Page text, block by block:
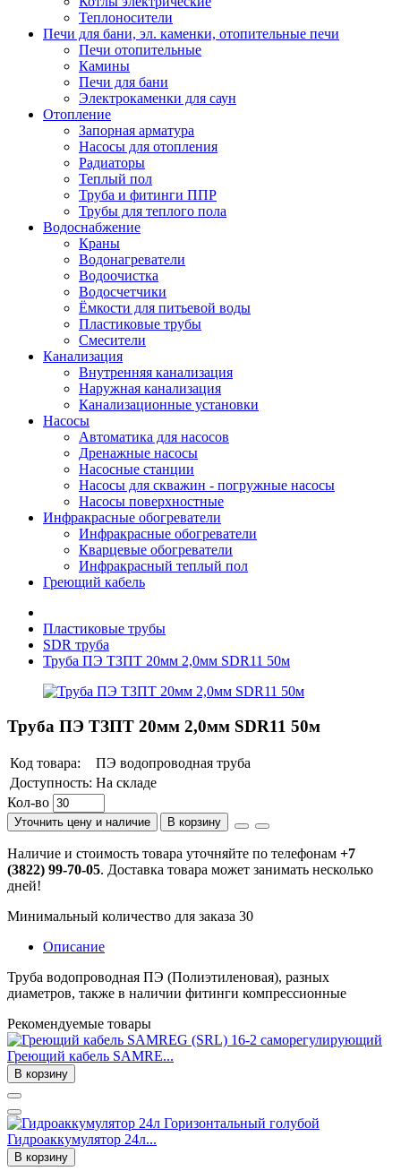
Теплоносители
Печи для бани, эл. каменки, отопительные печи
Печи отопительные
Камины
Печи для бани
Электрокаменки для саун
Отопление
Запорная арматура
Насосы для отопления
Радиаторы
Теплый пол
Труба и фитинги ППР
Трубы для теплого пола
Водоснабжение
Краны
Водонагреватели
Водоочистка
Водосчетчики
Ёмкости для питьевой воды
Пластиковые трубы
Смесители
Канализация
Внутренняя канализация
Наружная канализация
Канализационные установки
Насосы
Автоматика для насосов
Дренажные насосы
Насосные станции
Насосы для скважин - погружные насосы
Насосы поверхностные
Инфракрасные обогреватели
Инфракрасные обогреватели
Кварцевые обогреватели
Инфракрасный теплый пол
Греющий кабель
Пластиковые трубы
SDR труба
Труба ПЭ ТЗПТ 20мм 2,0мм SDR11 50м
Труба ПЭ ТЗПТ 20мм 2,0мм SDR11 50м
Код товара:
ПЭ водопроводная труба
Доступность: На складе
Кол-во
В корзину
Уточнить цену и наличие
Наличие и стоимость товара уточняйте по телефонам +7
(3822) 99-70-05. Доставка товара может занимать несколько
дней!
Минимальный количество для заказа 30
Описание
Труба водопроводная ПЭ (Полиэтиленовая), разных
диаметров, также в наличии фитинги компрессионные
Рекомендуемые товары
Греющий кабель SAMRE...
В корзину
Гидроаккумулятор 24л...
В корзину